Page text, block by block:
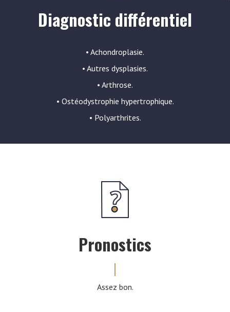
Diagnostic différentiel
• Achondroplasie.
• Autres dysplasies.
• Arthrose.
• Ostéodystrophie hypertrophique.
• Polyarthrites.
Pronostics
Assez bon.